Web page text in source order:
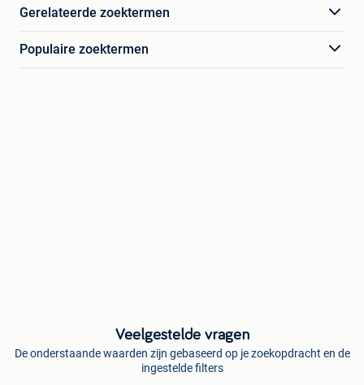
Gerelateerde zoektermen
Populaire zoektermen
Veelgestelde vragen
De onderstaande waarden zijn gebaseerd op je zoekopdracht en de
ingestelde filters